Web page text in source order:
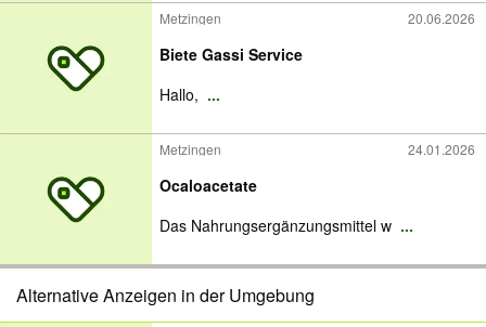
Metzingen 20.06.2026
Biete Gassi Service
Hallo, ...
Metzingen 24.01.2026
Ocaloacetate
Das Nahrungsergänzungsmittel w ...
Alternative Anzeigen in der Umgebung